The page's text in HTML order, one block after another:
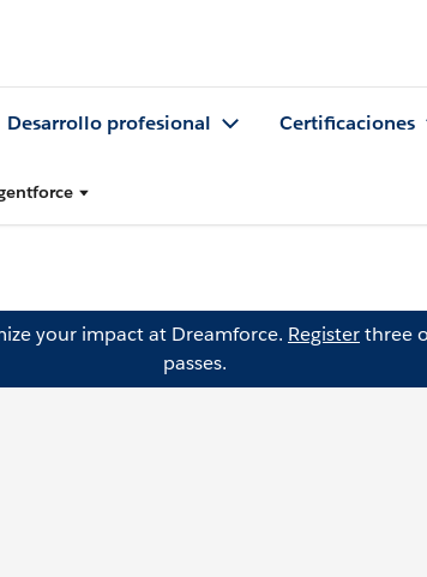
Desarrollo profesional Certificaciones
your impact at Dreamforce. Registerthree
passes.